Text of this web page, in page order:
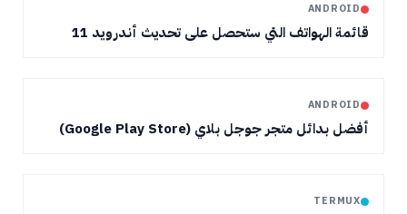
ANDROID
قائمة الهواتف التي ستحصل على تحديث أندرويد 11
ANDROID
أفضل بدائل متجر جوجل بلاي (Google Play Store)
TERMUX